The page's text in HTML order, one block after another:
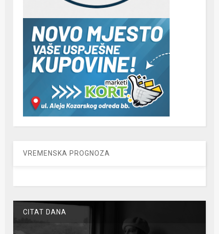
VREMENSKA PROGNOZA
CITAT DANA